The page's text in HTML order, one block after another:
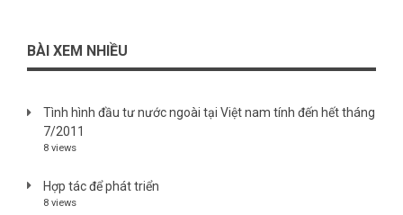
BÀI XEM NHIỀU
Tình hình đầu tư nước ngoài tại Việt nam tính đến hết tháng
7/2011
8 views
Hợp tác để phát triển
8 views